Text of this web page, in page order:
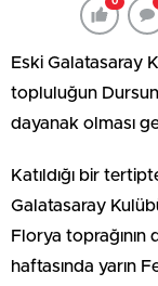
Eski Galatasaray
topluluğun
dayanak olması
Katıldığı bir
Galatasaray
Florya toprağının
haftasında yarın